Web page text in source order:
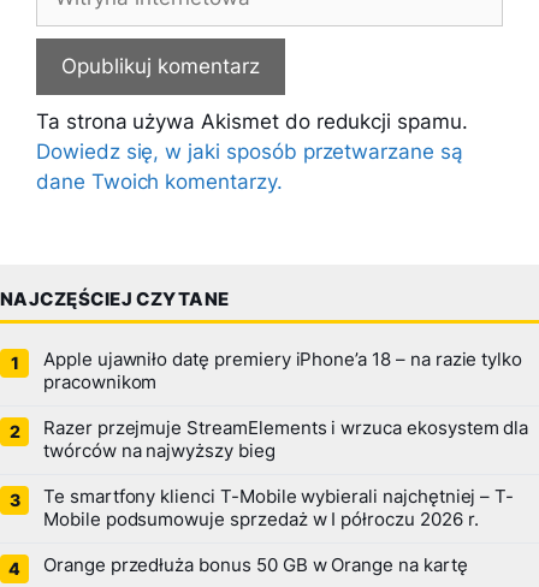
internetowa
Ta strona używa Akismet do redukcji spamu.
Dowiedz się, w jaki sposób przetwarzane są
dane Twoich komentarzy.
NAJCZĘŚCIEJ CZYTANE
Apple ujawniło datę premiery iPhone’a 18 – na razie tylko
pracownikom
Razer przejmuje StreamElements i wrzuca ekosystem dla
twórców na najwyższy bieg
Te smartfony klienci T-Mobile wybierali najchętniej – T-
Mobile podsumowuje sprzedaż w I półroczu 2026 r.
Orange przedłuża bonus 50 GB w Orange na kartę